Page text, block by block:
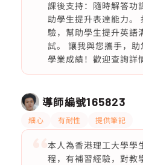
課後支持：隨時解答功
助學生提升表達能力。
驗，幫助學生提升英語
試。 讓我與您攜手，
學業成績！歡迎查詢詳
導師編號165823
細心 有耐性 提供筆記
本人為香港理工大學學
程，有補習經驗，對教